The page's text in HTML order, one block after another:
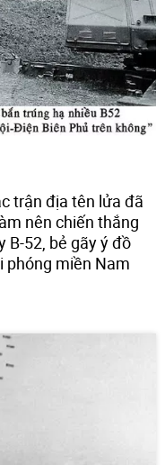
trận địa tên lửa đã
nên chiến thắng
B-52, bẻ gãy ý đồ
phóng miền Nam